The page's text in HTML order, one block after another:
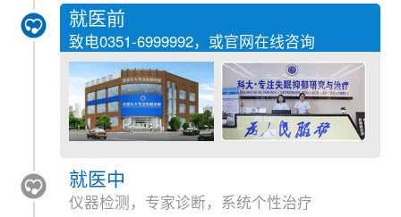
就医前
致电0351-6999992，或官网在线咨询
就医中
仪器检测，专家诊断，系统个性治疗